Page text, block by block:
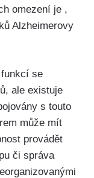
omezení je ,
Alzheimerovy
se
ale existuje
s touto
může mít
provádět
či správa